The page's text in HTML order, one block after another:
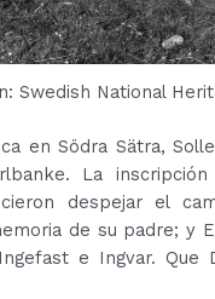
Swedish National
en Södra Sätra,
La
despejar el
de su padre; y
e Ingvar. Que